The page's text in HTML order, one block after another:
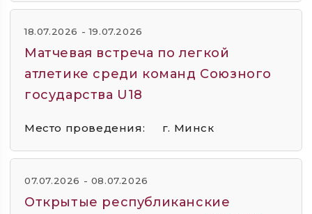
18.07.2026 - 19.07.2026
Матчевая встреча по легкой
атлетике среди команд Союзного
государства U18
Место проведения: г. Минск
07.07.2026 - 08.07.2026
Открытые республиканские